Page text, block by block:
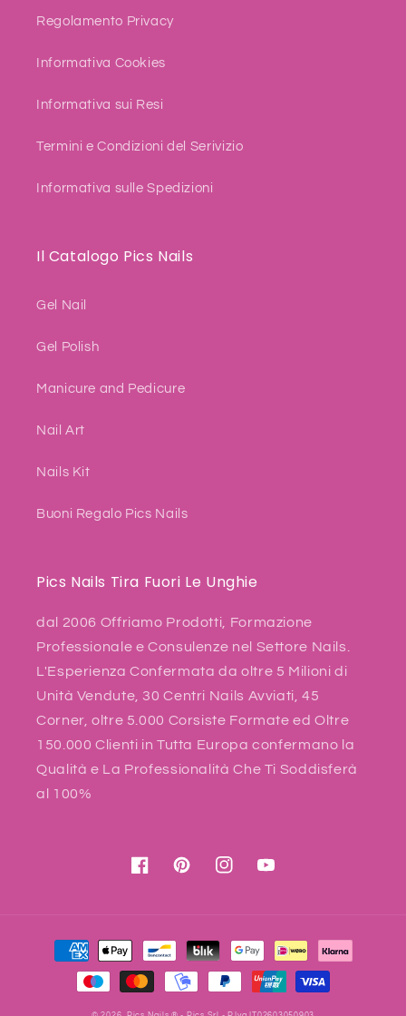
Regolamento Privacy
Informativa Cookies
Informativa sui Resi
Termini e Condizioni del Serivizio
Informativa sulle Spedizioni
Il Catalogo Pics Nails
Gel Nail
Gel Polish
Manicure and Pedicure
Nail Art
Nails Kit
Buoni Regalo Pics Nails
Pics Nails Tira Fuori Le Unghie
dal 2006 Offriamo Prodotti, Formazione
Professionale e Consulenze nel Settore Nails.
L'Esperienza Confermata da oltre 5 Milioni di
Unità Vendute, 30 Centri Nails Avviati, 45
Corner, oltre 5.000 Corsiste Formate ed Oltre
150.000 Clienti in Tutta Europa confermano la
Qualità e La Professionalità Che Ti Soddisferà
al 100%
FacebookPinterestInstagramYouTube
Payment
methods